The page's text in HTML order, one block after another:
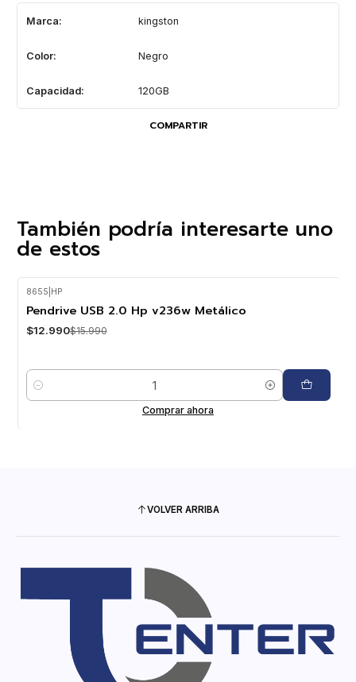
Marca: kingston
Color: Negro
Capacidad: 120GB
COMPARTIR
También podría interesarte uno
de estos
-19% OFF
8655 HP
Pendrive USB 2.0 Hp v236w Metálico
$12.990$15.990
Cantidad
Comprar ahora
VOLVER ARRIBA